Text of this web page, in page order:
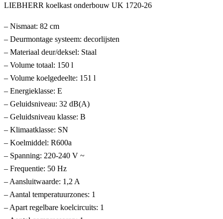
LIEBHERR koelkast onderbouw UK 1720-26
– Nismaat: 82 cm
– Deurmontage systeem: decorlijsten
– Materiaal deur/deksel: Staal
– Volume totaal: 150 l
– Volume koelgedeelte: 151 l
– Energieklasse: E
– Geluidsniveau: 32 dB(A)
– Geluidsniveau klasse: B
– Klimaatklasse: SN
– Koelmiddel: R600a
– Spanning: 220-240 V ~
– Frequentie: 50 Hz
– Aansluitwaarde: 1,2 A
– Aantal temperatuurzones: 1
– Apart regelbare koelcircuits: 1